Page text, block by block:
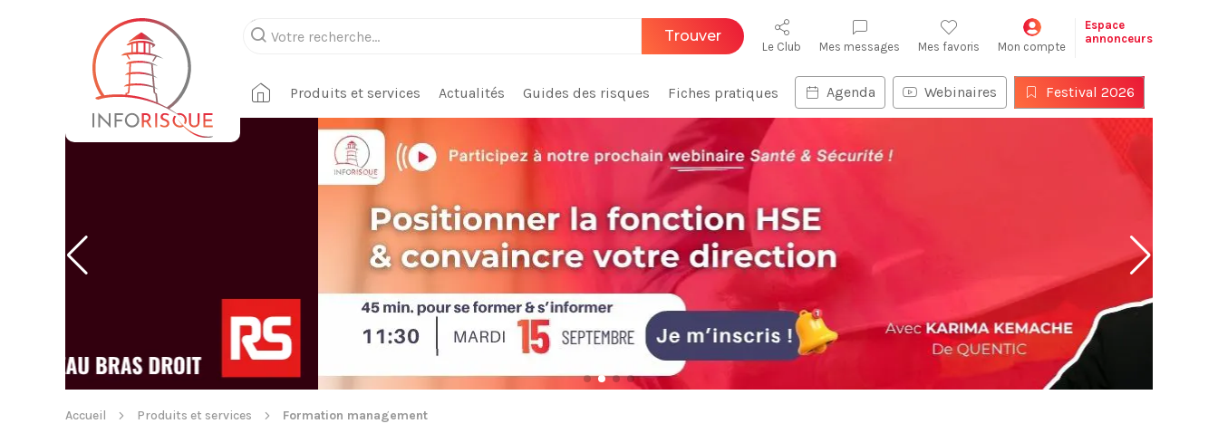
Trouver
Le Club Mes messages Mes favoris Mon compte
Espace
annonceurs
Produits et services Actualités Guides des risques Fiches pratiques Agenda Webinaires Festival 2026
Accueil Produits et services Formation management